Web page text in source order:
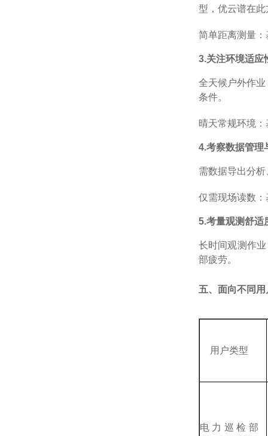
型，优云谱在
简单距离测量
3.关注环境适应
全天候户外作
条件。
晴天常规环境
4.考察数据管理
需数据导出分
仅需现场读数
5.考量观测舒适
长时间观测作
部疲劳。
五、面向不同
用户类型
电力巡检部